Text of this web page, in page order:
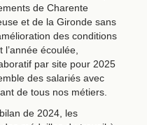
de Charente
et de la Gironde sans
des conditions
écoulée,
par site pour 2025
des salariés avec
de tous nos métiers.
de 2024, les